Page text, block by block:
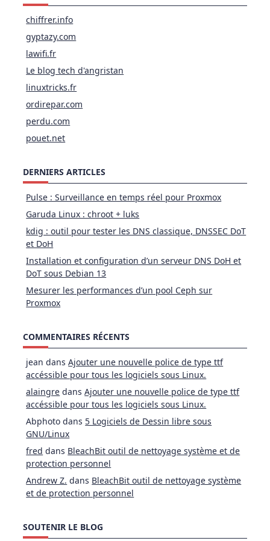
chiffrer.info
gyptazy.com
lawifi.fr
Le blog tech d'angristan
linuxtricks.fr
ordirepar.com
perdu.com
pouet.net
DERNIERS ARTICLES
Pulse : Surveillance en temps réel pour Proxmox
Garuda Linux : chroot + luks
kdig : outil pour tester les DNS classique, DNSSEC DoT
et DoH
Installation et configuration d’un serveur DNS DoH et
DoT sous Debian 13
Mesurer les performances d’un pool Ceph sur
Proxmox
COMMENTAIRES RÉCENTS
jean dansAjouter une nouvelle police de type ttf
accéssible pour tous les logiciels sous Linux.
alaingre dansAjouter une nouvelle police de type ttf
accéssible pour tous les logiciels sous Linux.
Abphoto dans 5 Logiciels de Dessin libre sous
GNU/Linux
fred dans BleachBit outil de nettoyage système et de
protection personnel
Andrew Z. dans BleachBit outil de nettoyage système
et de protection personnel
SOUTENIR LE BLOG